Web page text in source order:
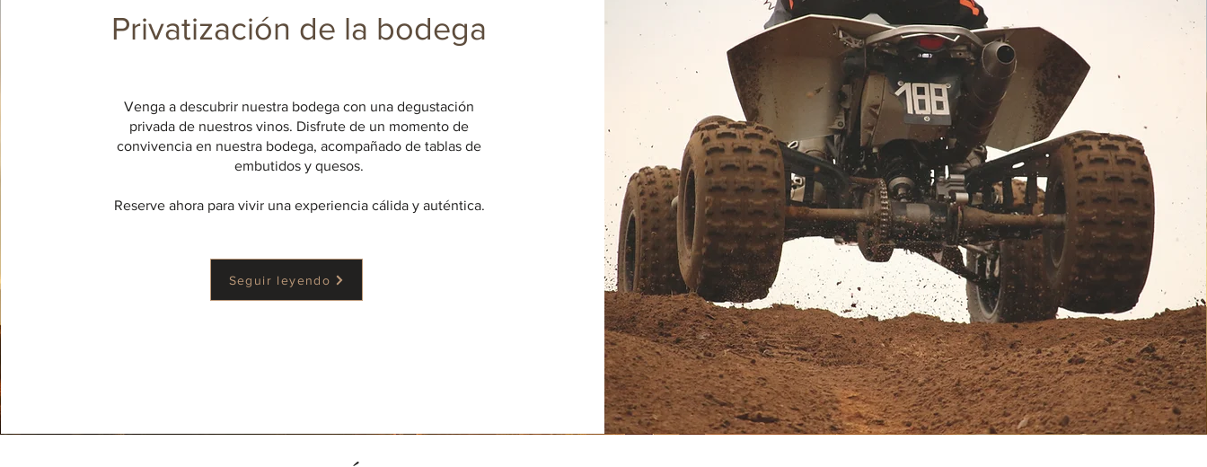
Privatización de la bodega
Venga a descubrir nuestra bodega con una degustación
privada de nuestros vinos. Disfrute de un momento de
convivencia en nuestra bodega, acompañado de tablas de
embutidos y quesos.
Reserve ahora para vivir una experiencia cálida y auténtica.
Seguir leyendo